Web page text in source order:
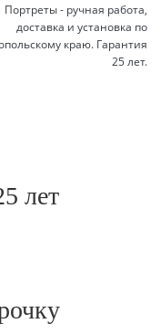
Портреты - ручная работа,
доставка и установка по
краю. Гарантия
25 лет.
лет